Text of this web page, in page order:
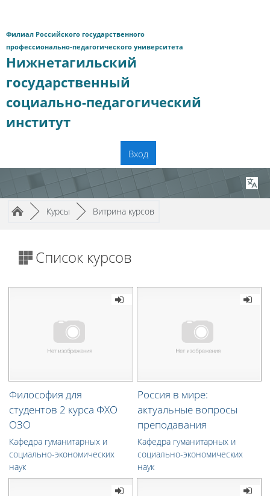
Филиал Российского государственного
профессионально-педагогического университета
Нижнетагильский
государственный
социально-педагогический
институт
Вход
Путь к странице
/► Курсы /► Витрина курсов
Список курсов
Философия для
студентов 2 курса ФХО
ОЗО
Кафедра гуманитарных и
социально-экономических
наук
Россия в мире:
актуальные вопросы
преподавания
Кафедра гуманитарных и
социально-экономических
наук